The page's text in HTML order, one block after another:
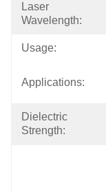
Laser
Wavelength:
Usage:
Applications:
Dielectric
Strength: